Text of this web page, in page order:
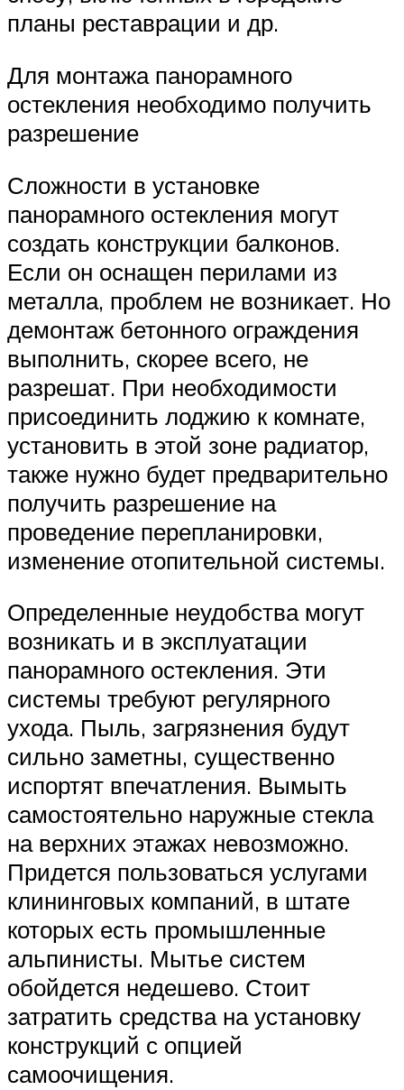
планы реставрации и др.
Для монтажа панорамного
остекления необходимо получить
разрешение
Сложности в установке
панорамного остекления могут
создать конструкции балконов.
Если он оснащен перилами из
металла, проблем не возникает. Но
демонтаж бетонного ограждения
выполнить, скорее всего, не
разрешат. При необходимости
присоединить лоджию к комнате,
установить в этой зоне радиатор,
также нужно будет предварительно
получить разрешение на
проведение перепланировки,
изменение отопительной системы.
Определенные неудобства могут
возникать и в эксплуатации
панорамного остекления. Эти
системы требуют регулярного
ухода. Пыль, загрязнения будут
сильно заметны, существенно
испортят впечатления. Вымыть
самостоятельно наружные стекла
на верхних этажах невозможно.
Придется пользоваться услугами
клининговых компаний, в штате
которых есть промышленные
альпинисты. Мытье систем
обойдется недешево. Стоит
затратить средства на установку
конструкций с опцией
самоочищения.